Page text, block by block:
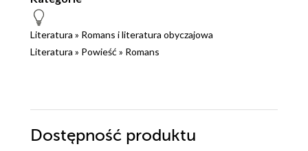
Literatura » Romans i literatura obyczajowa
Literatura » Powieść » Romans
Dostępność produktu